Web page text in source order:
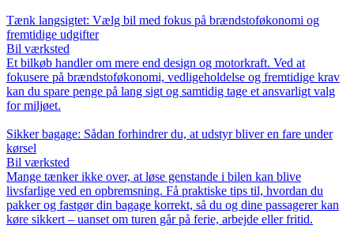
Tænk langsigtet: Vælg bil med fokus på brændstoføkonomi og
fremtidige udgifter
Bil værksted
Et bilkøb handler om mere end design og motorkraft. Ved at
fokusere på brændstoføkonomi, vedligeholdelse og fremtidige krav
kan du spare penge på lang sigt og samtidig tage et ansvarligt valg
for miljøet.
Sikker bagage: Sådan forhindrer du, at udstyr bliver en fare under
kørsel
Bil værksted
Mange tænker ikke over, at løse genstande i bilen kan blive
livsfarlige ved en opbremsning. Få praktiske tips til, hvordan du
pakker og fastgør din bagage korrekt, så du og dine passagerer kan
køre sikkert – uanset om turen går på ferie, arbejde eller fritid.